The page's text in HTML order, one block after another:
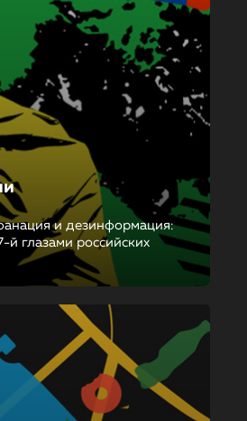
и дезинформация:
глазами российских